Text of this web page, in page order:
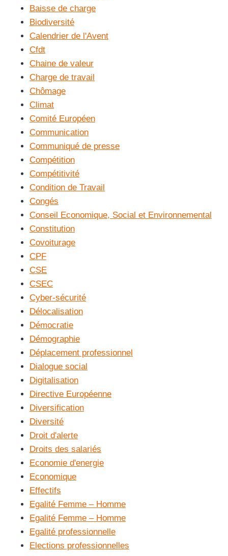
Baisse de charge
Biodiversité
Calendrier de l'Avent
Cfdt
Chaine de valeur
Charge de travail
Chômage
Climat
Comité Européen
Communication
Communiqué de presse
Compétition
Compétitivité
Condition de Travail
Congés
Conseil Economique, Social et Environnemental
Constitution
Covoiturage
CPF
CSE
CSEC
Cyber-sécurité
Délocalisation
Démocratie
Démographie
Déplacement professionnel
Dialogue social
Digitalisation
Directive Européenne
Diversification
Diversité
Droit d'alerte
Droits des salariés
Economie d'energie
Economique
Effectifs
Egalité Femme – Homme
Egalité Femme – Homme
Egalité professionnelle
Elections professionnelles